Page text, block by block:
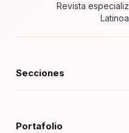
Revista
Secciones
Portafolio